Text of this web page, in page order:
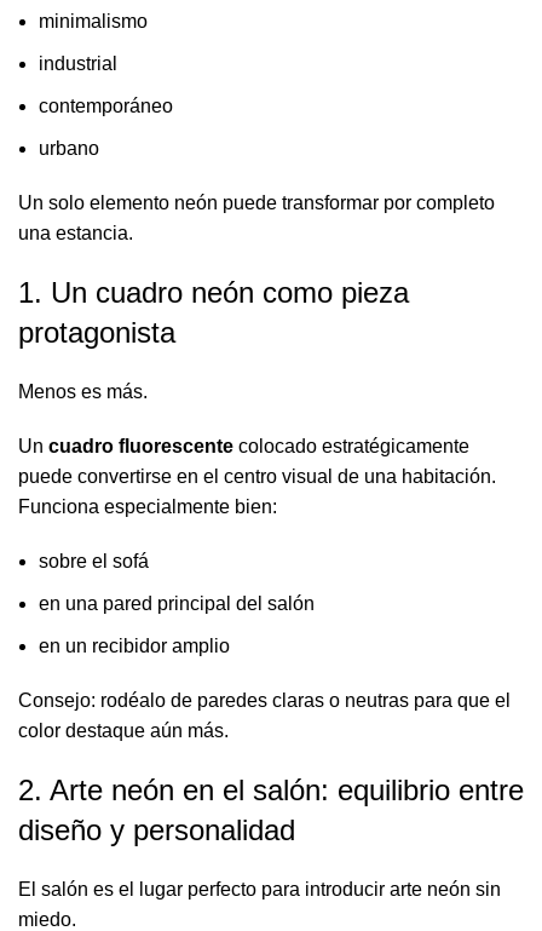
minimalismo
industrial
contemporáneo
urbano
Un solo elemento neón puede transformar por completo
una estancia.
1. Un cuadro neón como pieza
protagonista
Menos es más.
Un cuadro fluorescente colocado estratégicamente
puede convertirse en el centro visual de una habitación.
Funciona especialmente bien:
sobre el sofá
en una pared principal del salón
en un recibidor amplio
Consejo: rodéalo de paredes claras o neutras para que el
color destaque aún más.
2. Arte neón en el salón: equilibrio entre
diseño y personalidad
El salón es el lugar perfecto para introducir arte neón sin
miedo.